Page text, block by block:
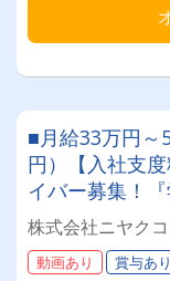
■月給33万円～
円）【入社支
イバー募集！
問◎男女問わず
株式会社ニヤク
動画あり 賞与あり